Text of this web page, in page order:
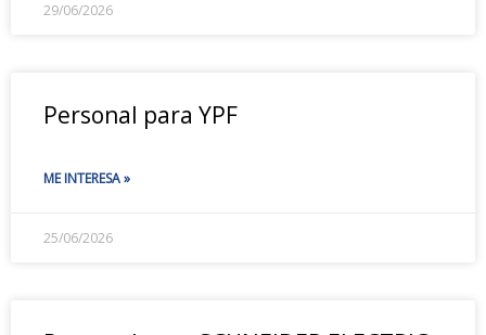
29/06/2026
Personal para YPF
ME INTERESA »
25/06/2026